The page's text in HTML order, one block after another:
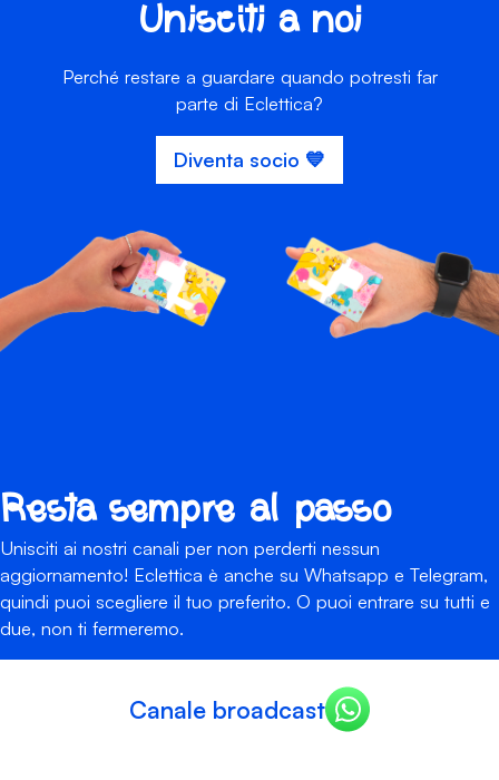
Unisciti a noi
Perché restare a guardare quando potresti far
parte di Eclettica?
Diventa socio 💙
Resta sempre al passo
Unisciti ai nostri canali per non perderti nessun
aggiornamento! Eclettica è anche su Whatsapp e Telegram,
quindi puoi scegliere il tuo preferito. O puoi entrare su tutti e
due, non ti fermeremo.
Canale broadcast